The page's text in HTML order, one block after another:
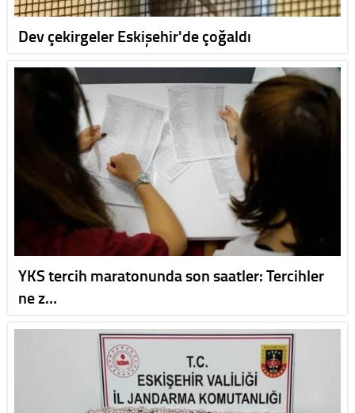
Dev çekirgeler Eskişehir'de çoğaldı
YKS tercih maratonunda son saatler: Tercihler
ne z…